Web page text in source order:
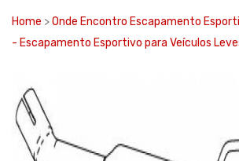
Home >Onde Encontro Escapamento
- Escapamento Esportivo para Veículos